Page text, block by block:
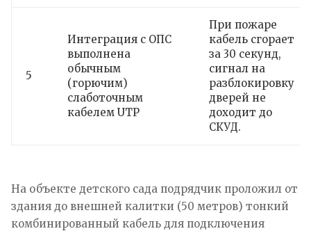
5
Интеграция с ОПС
выполнена
обычным
(горючим)
слаботочным
кабелем UTP
При пожаре
кабель сгорает
за 30 секунд,
сигнал на
разблокировку
дверей не
доходит до
СКУД.
На объекте детского сада подрядчик проложил от
здания до внешней калитки (50 метров) тонкий
комбинированный кабель для подключения